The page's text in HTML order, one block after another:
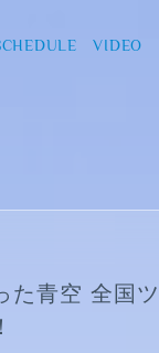
VIDEO
た青空 全国